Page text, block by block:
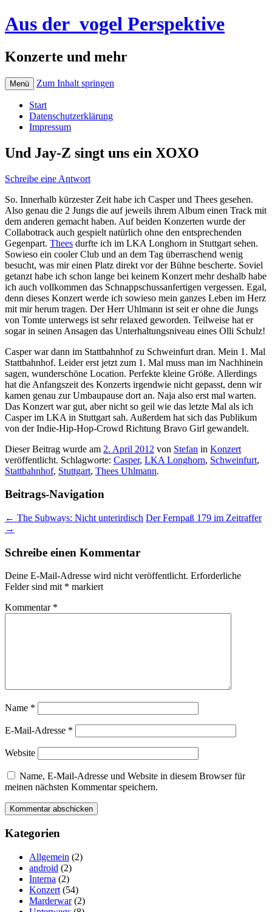
Aus der_vogel Perspektive
Konzerte und mehr
Menü Zum Inhalt springen
Start
Datenschutzerklärung
Impressum
Und Jay-Z singt uns ein XOXO
Schreibe eine Antwort
So. Innerhalb kürzester Zeit habe ich Casper und Thees gesehen.
Also genau die 2 Jungs die auf jeweils ihrem Album einen Track mit
dem anderen gemacht haben. Auf beiden Konzerten wurde der
Collabotrack auch gespielt natürlich ohne den entsprechenden
Gegenpart. Thees durfte ich im LKA Longhorn in Stuttgart sehen.
Sowieso ein cooler Club und an dem Tag überraschend wenig
besucht, was mir einen Platz direkt vor der Bühne bescherte. Soviel
getanzt habe ich schon lange bei keinem Konzert mehr deshalb habe
ich auch vollkommen das Schnappschussanfertigen vergessen. Egal,
denn dieses Konzert werde ich sowieso mein ganzes Leben im Herz
mit mir herum tragen. Der Herr Uhlmann ist seit er ohne die Jungs
von Tomte unterwegs ist sehr relaxed geworden. Teilweise hat er
sogar in seinen Ansagen das Unterhaltungsniveau eines Olli Schulz!
Casper war dann im Stattbahnhof zu Schweinfurt dran. Mein 1. Mal
Stattbahnhof. Leider erst jetzt zum 1. Mal muss man im Nachhinein
sagen, wunderschöne Location. Perfekte kleine Größe. Allerdings
hat die Anfangszeit des Konzerts irgendwie nicht gepasst, denn wir
kamen genau zur Umbaupause dort an. Naja also erst mal warten.
Das Konzert war gut, aber nicht so geil wie das letzte Mal als ich
Casper im LKA in Stuttgart sah. Außerdem hat sich das Publikum
von der Indie-Hip-Hop-Crowd Richtung Bravo Girl gewandelt.
Dieser Beitrag wurde am 2. April 2012 von Stefan in Konzert
veröffentlicht. Schlagworte: Casper, LKA Longhorn, Schweinfurt,
Stattbahnhof, Stuttgart, Thees Uhlmann.
Beitrags-Navigation
← The Subways: Nicht unterirdisch Der Fernpaß 179 im Zeitraffer
→
Schreibe einen Kommentar
Deine E-Mail-Adresse wird nicht veröffentlicht. Erforderliche
Felder sind mit * markiert
Kommentar *
Name *
E-Mail-Adresse *
Website
Name, E-Mail-Adresse und Website in diesem Browser für
meinen nächsten Kommentar speichern.
Kategorien
Allgemein (2)
android (2)
Interna (2)
Konzert (54)
Marderwar(2)